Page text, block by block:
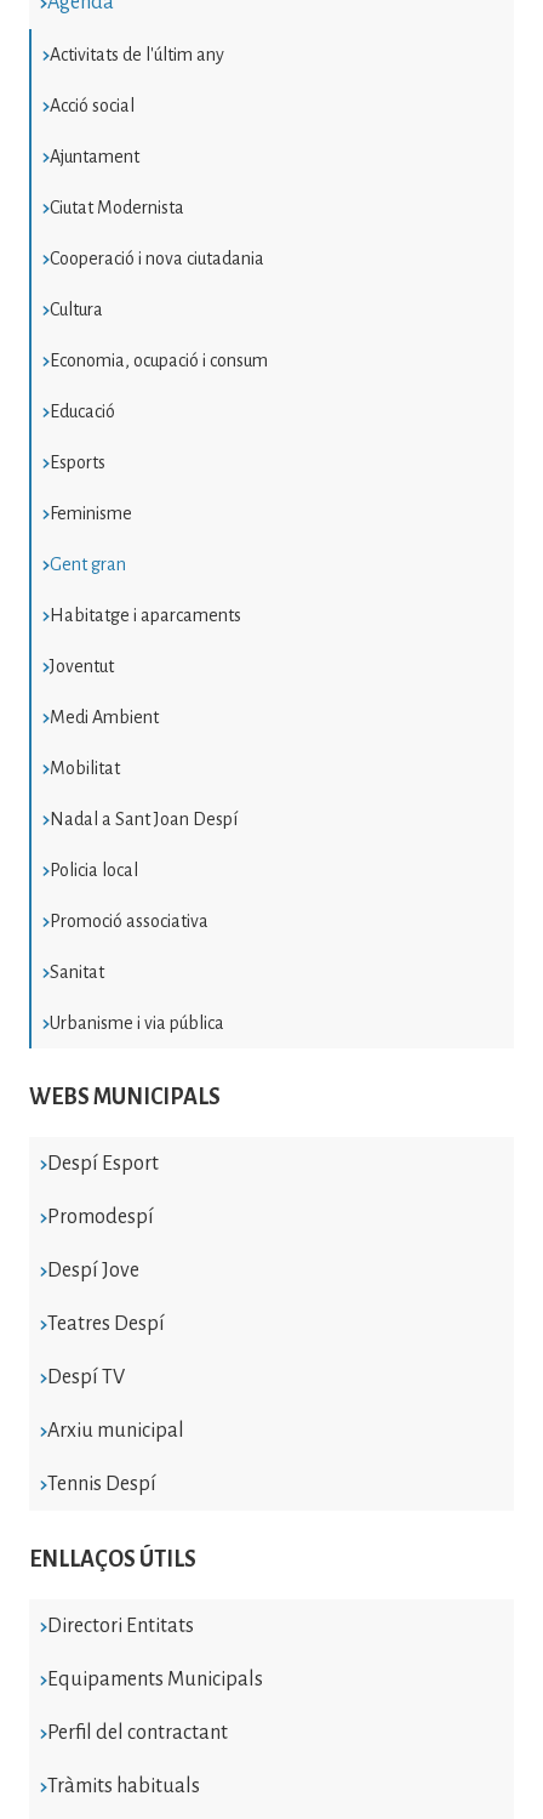
Activitats de l'últim any
Acció social
Ajuntament
Ciutat Modernista
Cooperació i nova ciutadania
Cultura
Economia, ocupació i consum
Educació
Esports
Feminisme
Gent gran
Habitatge i aparcaments
Joventut
Medi Ambient
Mobilitat
Nadal a Sant Joan Despí
Policia local
Promoció associativa
Sanitat
Urbanisme i via pública
WEBS MUNICIPALS
Despí Esport
Promodespí
Despí Jove
Teatres Despí
Despí TV
Arxiu municipal
Tennis Despí
ENLLAÇOS ÚTILS
Directori Entitats
Equipaments Municipals
Perfil del contractant
Tràmits habituals